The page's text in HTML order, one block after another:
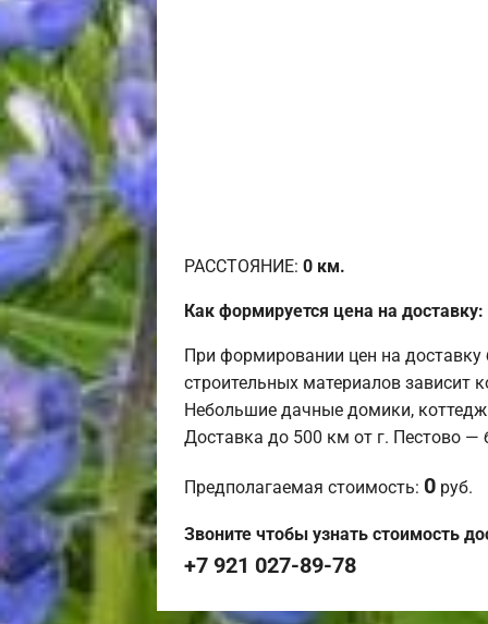
РАССТОЯНИЕ: 0 км.
Как формируется цена на доставку:
При формировании цен на
строительных материалов зависит
Небольшие дачные домики,
Доставка до 500 км от г. Пестово —
Предполагаемая стоимость: 0 руб.
Звоните чтобы узнать стоимость
+7 921 027-89-78